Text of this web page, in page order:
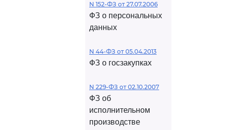
N 152-ФЗ от 27.07.2006
ФЗ о персональных
данных
N 44-ФЗ от 05.04.2013
ФЗ о госзакупках
N 229-ФЗ от 02.10.2007
ФЗ об
исполнительном
производстве